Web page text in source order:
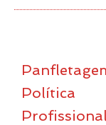
Política